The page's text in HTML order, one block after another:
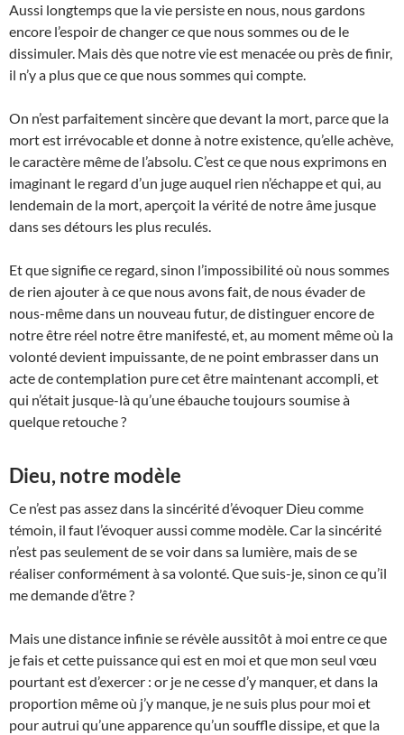
Aussi longtemps que la vie persiste en nous, nous gardons
encore l’espoir de changer ce que nous sommes ou de le
dissimuler. Mais dès que notre vie est menacée ou près de finir,
il n’y a plus que ce que nous sommes qui compte.
On n’est parfaite­ment sincère que devant la mort, parce que la
mort est irrévocable et donne à notre existence, qu’elle achève,
le caractère même de l’absolu. C’est ce que nous exprimons en
imaginant le regard d’un juge auquel rien n’échappe et qui, au
lendemain de la mort, aperçoit la vérité de notre âme jusque
dans ses détours les plus reculés.
Et que signifie ce re­gard, sinon l’impossibilité où nous sommes
de rien ajouter à ce que nous avons fait, de nous évader de
nous-même dans un nouveau futur, de distinguer encore de
notre être réel notre être manifesté, et, au moment même où la
volonté devient impuissante, de ne point embrasser dans un
acte de contempla­tion pure cet être maintenant accompli, et
qui n’était jusque-là qu’une ébauche toujours soumise à
quelque retouche ?
Dieu, notre modèle
Ce n’est pas assez dans la sincérité d’évoquer Dieu comme
témoin, il faut l’évoquer aussi comme modèle. Car la sincérité
n’est pas seulement de se voir dans sa lumière, mais de se
réaliser confor­mément à sa volonté. Que suis-je, sinon ce qu’il
me demande d’être ?
Mais une distance infinie se révèle aussitôt à moi entre ce que
je fais et cette puissance qui est en moi et que mon seul vœu
pour­tant est d’exercer : or je ne cesse d’y manquer, et dans la
proportion même où j’y manque, je ne suis plus pour moi et
pour autrui qu’une apparence qu’un souffle dissipe, et que la